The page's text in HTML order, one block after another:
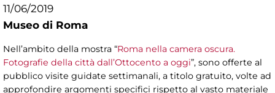
11/06/2019
Museo di Roma
Nell’ambito della mostra “Roma nella camera oscura.
Fotografie della città dall’Ottocento a oggi”, sono offerte al
pubblico visite guidate settimanali, a titolo gratuito, volte ad
approfondire argomenti specifici rispetto al vasto materiale